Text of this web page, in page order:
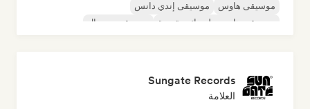
موسيقى هاوس
موسيقى إندي دانس
موسيقى هاوس ملوديك وتقدمية
موسيقى مينيمال
Sungate Records
العلامة